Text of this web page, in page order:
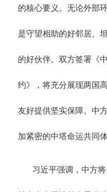
的核心要义。无论外部
是守望相助的好邻居、
的好伙伴。双方签署《
约》，将充分展现两国
友好提供坚实保障。中
加紧密的中塔命运共同
习近平强调，中方